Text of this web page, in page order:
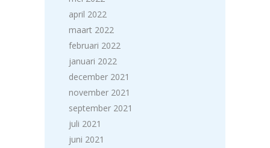
april 2022
maart 2022
februari 2022
januari 2022
december 2021
november 2021
september 2021
juli 2021
juni 2021